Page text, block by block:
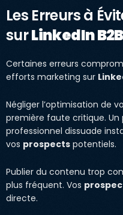
Les Erreurs à
surLinkedIn B2B
Certaines erreurs
efforts marketing sur
Négliger l’optimisation de
première faute critique.
professionnel dissuade
vos prospects potentiels.
Publier du contenu trop
plus fréquent. Vos
directe.